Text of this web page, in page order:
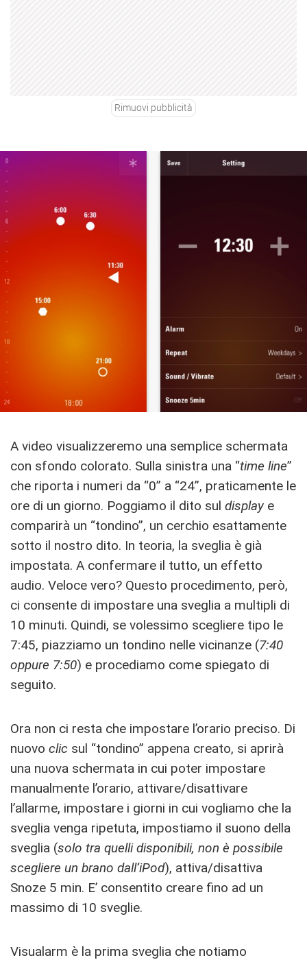
Rimuovi pubblicità
A video visualizzeremo una semplice schermata
con sfondo colorato. Sulla sinistra una “time line”
che riporta i numeri da “0” a “24”, praticamente le
ore di un giorno. Poggiamo il dito sul display e
comparirà un “tondino”, un cerchio esattamente
sotto il nostro dito. In teoria, la sveglia è già
impostata. A confermare il tutto, un effetto
audio. Veloce vero? Questo procedimento, però,
ci consente di impostare una sveglia a multipli di
10 minuti. Quindi, se volessimo scegliere tipo le
7:45, piazziamo un tondino nelle vicinanze (7:40
oppure 7:50) e procediamo come spiegato di
seguito.
Ora non ci resta che impostare l’orario preciso. Di
nuovo clic sul “tondino” appena creato, si aprirà
una nuova schermata in cui poter impostare
manualmente l’orario, attivare/disattivare
l’allarme, impostare i giorni in cui vogliamo che la
sveglia venga ripetuta, impostiamo il suono della
sveglia (solo tra quelli disponibili, non è possibile
scegliere un brano dall’iPod), attiva/disattiva
Snoze 5 min. E’ consentito creare fino ad un
massimo di 10 sveglie.
Visualarm è la prima sveglia che notiamo